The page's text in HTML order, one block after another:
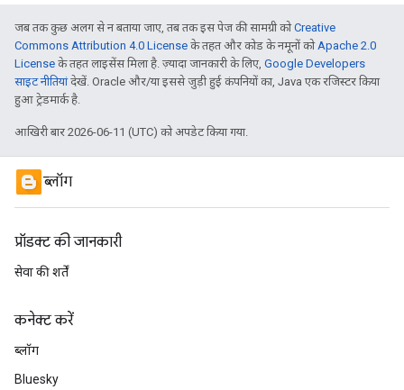
जब तक कुछ अलग से न बताया जाए, तब तक इस पेज की सामग्री कोCreative
Commons Attribution 4.0 License के तहत और कोड के नमूनों को Apache 2.0
License के तहत लाइसेंस मिला है. ज़्यादा जानकारी के लिए, Google Developers
साइट नीतियांदेखें. Oracle और/या इससे जुड़ी हुई कंपनियों का, Java एक रजिस्टर किया
हुआ ट्रेडमार्क है.
आखिरी बार 2026-06-11 (UTC) को अपडेट किया गया.
ब्लॉग
प्रॉडक्ट की जानकारी
सेवा की शर्तें
कनेक्ट करें
ब्लॉग
Bluesky